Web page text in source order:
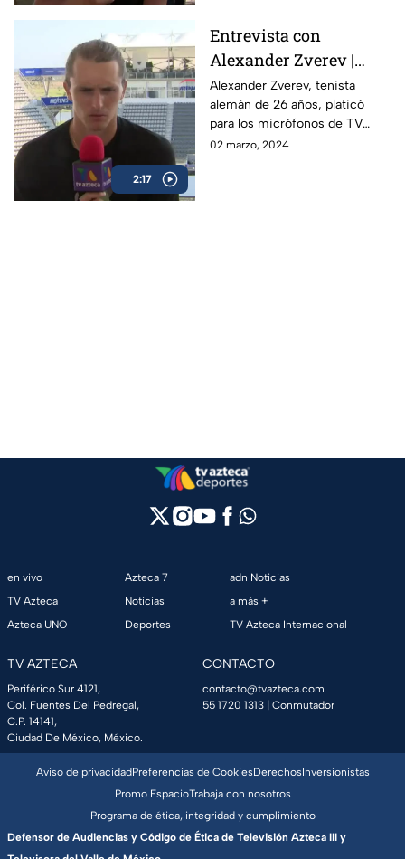
2:17
Entrevista con
Alexander Zverev |
Abierto Mexicano de
Tenis
Alexander Zverev, tenista
alemán de 26 años, platicó
para los micrófonos de TV
Azteca Deportes durante su
02 marzo, 2024
en vivo
TV Azteca
Azteca UNO
Azteca 7
Noticias
Deportes
adn Noticias
a más +
TV Azteca Internacional
TV AZTECA
Periférico Sur 4121,
Col. Fuentes Del Pedregal,
C.P. 14141,
Ciudad De México, México.
CONTACTO
contacto@tvazteca.com
55 1720 1313 | Conmutador
Aviso de privacidadPreferencias de CookiesDerechosInversionistas
Promo EspacioTrabaja con nosotros
Programa de ética, integridad y cumplimiento
Defensor de Audiencias y Código de Ética de Televisión Azteca III y